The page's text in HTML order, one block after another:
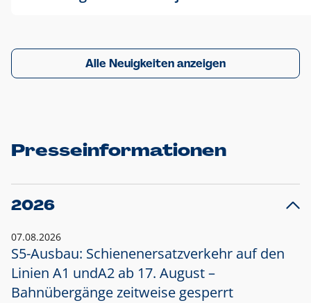
Alle Neuigkeiten anzeigen
Presseinformationen
2026
07.08.2026
S5-Ausbau: Schienenersatzverkehr auf den
Linien A1 undA2 ab 17. August –
Bahnübergänge zeitweise gesperrt